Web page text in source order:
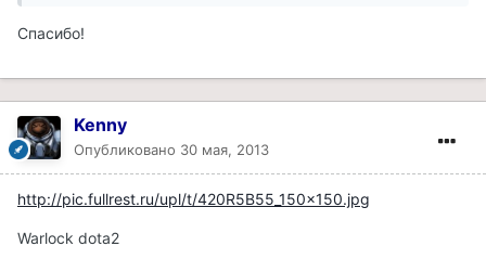
Спасибо!
Kenny
Опубликовано 30 мая, 2013
http://pic.fullrest.ru/upl/t/420R5B55_150x150.jpg
Warlock dota2